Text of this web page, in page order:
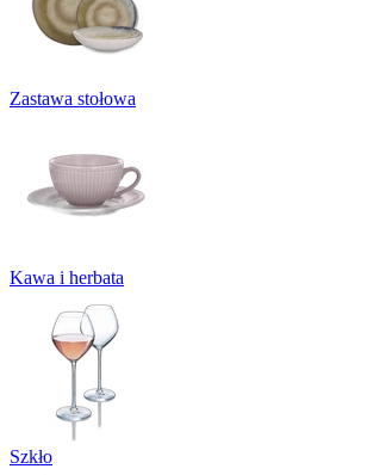
Zastawa stołowa
Kawa i herbata
Szkło